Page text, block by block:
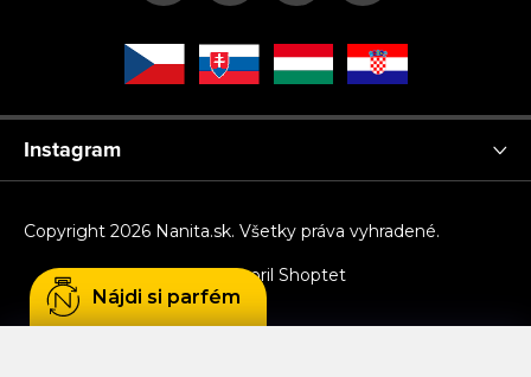
Instagram
Vytvoril Shoptet
Copyright 2026 Nanita.sk. Všetky práva vyhradené.
Nájdi si parfém